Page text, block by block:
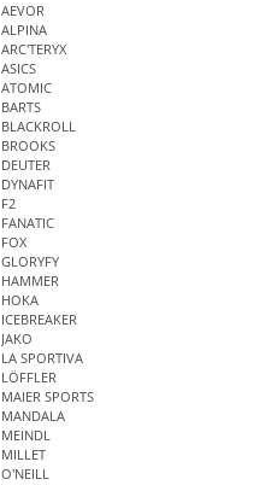
AEVOR
ALPINA
ARC'TERYX
ASICS
ATOMIC
BARTS
BLACKROLL
BROOKS
DEUTER
DYNAFIT
F2
FANATIC
FOX
GLORYFY
HAMMER
HOKA
ICEBREAKER
JAKO
LA SPORTIVA
LÖFFLER
MAIER SPORTS
MANDALA
MEINDL
MILLET
O'NEILL